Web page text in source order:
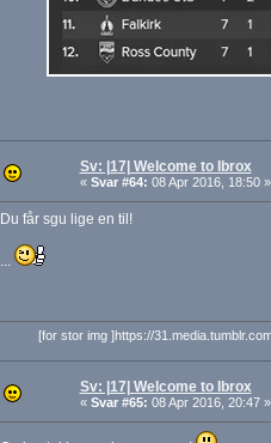
Sv: |17| Welcome to Ibrox
« Svar #64: 08 Apr 2016, 18:50 »
Du får sgu lige en til!
[for stor img ]https://
Sv: |17| Welcome to Ibrox
« Svar #65: 08 Apr 2016, 20:47 »